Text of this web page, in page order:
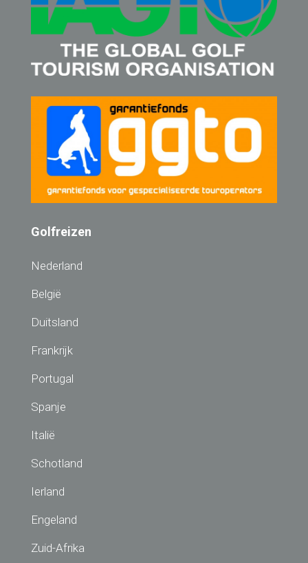
Golfreizen
Nederland
België
Duitsland
Frankrijk
Portugal
Spanje
Italië
Schotland
Ierland
Engeland
Zuid-Afrika